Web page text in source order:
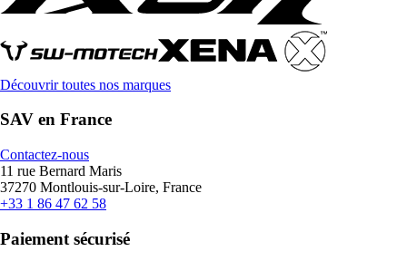
Découvrir toutes nos marques
SAV en France
Contactez-nous
11 rue Bernard Maris
37270 Montlouis-sur-Loire, France
+33 1 86 47 62 58
Paiement sécurisé